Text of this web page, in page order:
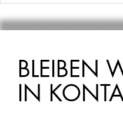
BLEIBEN
IN